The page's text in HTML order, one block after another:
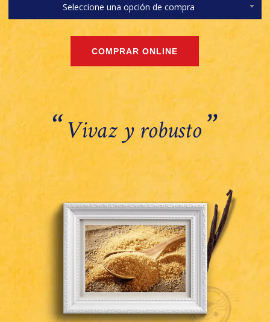
Seleccione una opción de compra
‘‘Vivaz y robusto’’